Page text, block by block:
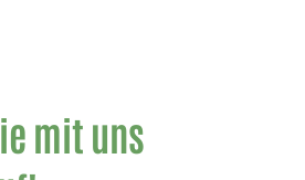
mit uns